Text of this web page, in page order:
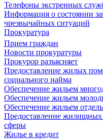
Телефоны экстренных
Информация о состоянии
чрезвычайных ситуаций
Прокуратура
Прием граждан
Новости прокуратуры
Прокурор разъясняет
Предоставление жилых
социального найма
Обеспечение жильем
Обеспечение жильем
Обеспечение жильем
Предоставление
сферы
Жилье в кредит